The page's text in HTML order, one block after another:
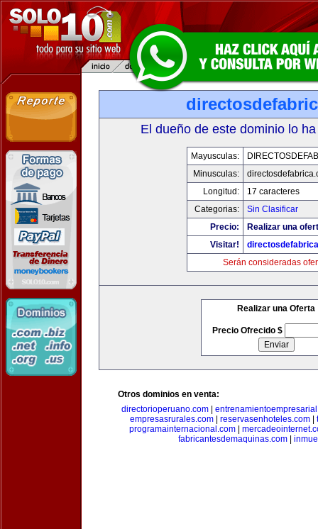
El dueño de este dominio lo
Mayusculas:
Minusculas:
Longitud:
17 caracteres
Categorias:
Sin Clasificar
Precio:
Realizar una
Visitar!
Serán consideradas
Realizar una Oferta
Precio Ofrecido $
Otros dominios en venta:
directorioperuano.com|
empresasrurales.com
reservasenhoteles.com
programainternacional.com
fabricantesdemaquinas.com